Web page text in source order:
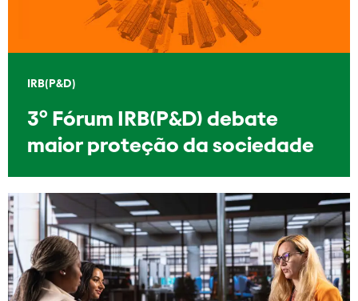
IRB(P&D)
3º Fórum IRB(P&D) debate
maior proteção da sociedade